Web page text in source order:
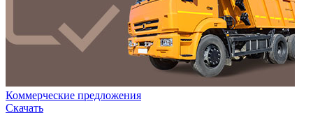
Коммерческие предложения
Скачать